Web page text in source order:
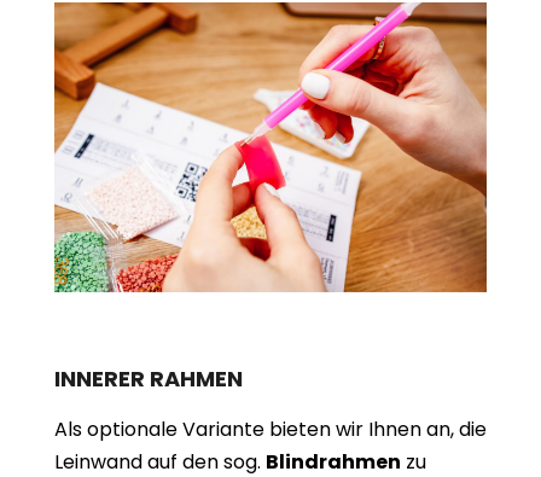
INNERER RAHMEN
Als optionale Variante bieten wir Ihnen an, die
Leinwand auf den sog. Blindrahmen zu